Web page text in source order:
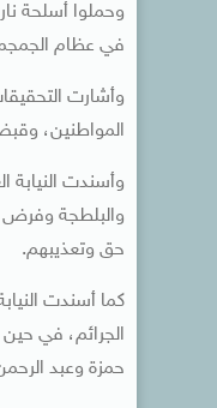
وحملوا أسلحة
في عظام
وأشارت
المواطنين، وقبضوا على 54 شخصا واحتجزوهم بجوار سور قصر
وأسندت
والبلطجة وفرض
حق وتعذيبهم.
كما أسندت
الجرائم، في
حمزة وعبد